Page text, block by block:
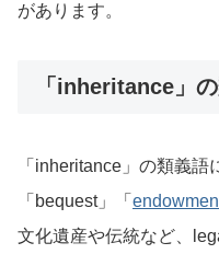
があります。
「inheritance」
「inheritance」の類義語
「bequest」「
文化遺産や伝統など、